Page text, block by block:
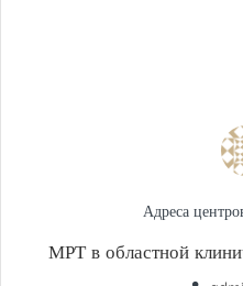
Адреса
МРТ в областной